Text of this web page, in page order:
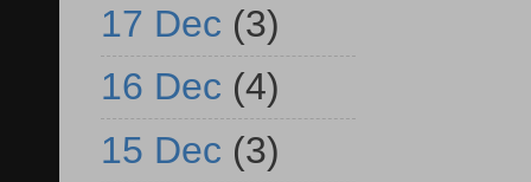
17 Dec (3)
16 Dec (4)
15 Dec (3)